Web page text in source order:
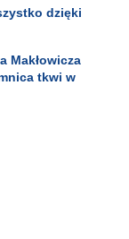
dzięki
Makłowicza
tkwi w